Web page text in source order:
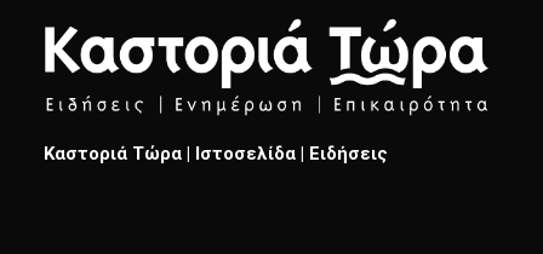
Καστοριά Τώρα | Ιστοσελίδα | Ειδήσεις